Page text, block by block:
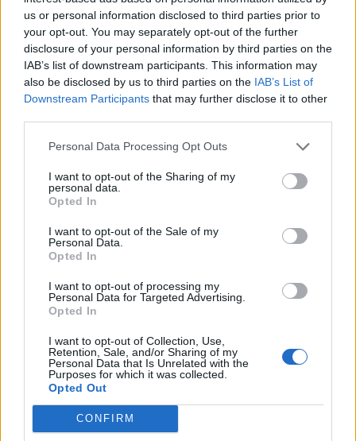
us or personal information disclosed to third parties prior to
your opt-out. You may separately opt-out of the further
disclosure of your personal information by third parties on the
IAB’s list of downstream participants. This information may
also be disclosed by us to third parties on the IAB’s List of
Downstream Participants that may further disclose it to other
Personal Data Processing Opt Outs
I want to opt-out of the Sharing of my
personal data.
Opted In
I want to opt-out of the Sale of my
Personal Data.
Opted In
I want to opt-out of processing my
Personal Data for Targeted Advertising.
Opted In
I want to opt-out of Collection, Use,
Retention, Sale, and/or Sharing of my
Personal Data that Is Unrelated with the
Purposes for which it was collected.
Opted Out
CONFIRM
Italia
Per altri contenuti iscriviti alla newsletter di Robb
Report ISCRIVITI
Share
RELATED POSTS